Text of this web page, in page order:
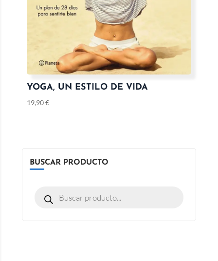
YOGA, UN ESTILO DE VIDA
19,90€
BUSCAR PRODUCTO